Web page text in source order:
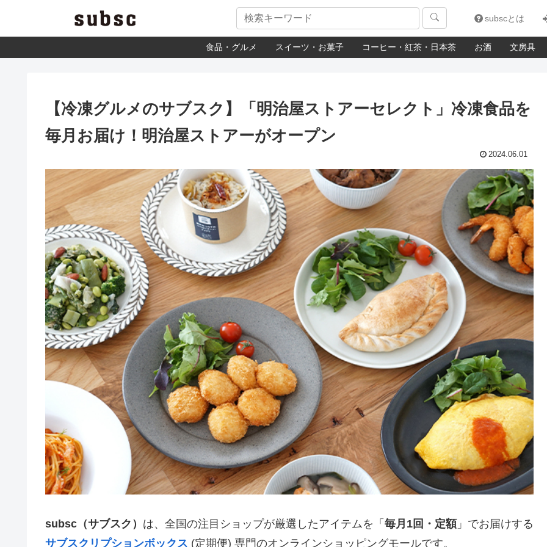
subscとは
食品・グルメ スイーツ・お菓子 コーヒー・紅茶・日本茶 お酒 文房具
【冷凍グルメのサブスク】「明治屋ストアーセレクト」冷凍食品を
毎月お届け！明治屋ストアーがオープン
2024.06.01
subsc（サブスク） は、全国の注目ショップが厳選したアイテムを「 毎月1回・定額」でお届けする
サブスクリプションボックス (定期便) 専門のオンラインショッピングモールです。